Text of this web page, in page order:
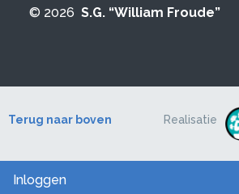
© 2026 S.G. “William Froude”
Terug naar boven Realisatie
Inloggen